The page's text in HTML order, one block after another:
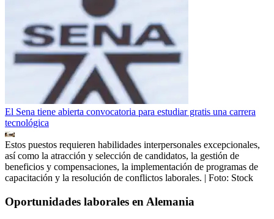
El Sena tiene abierta convocatoria para estudiar gratis una carrera
tecnológica
Estos puestos requieren habilidades interpersonales excepcionales,
así como la atracción y selección de candidatos, la gestión de
beneficios y compensaciones, la implementación de programas de
capacitación y la resolución de conflictos laborales. | Foto: Stock
Oportunidades laborales en Alemania